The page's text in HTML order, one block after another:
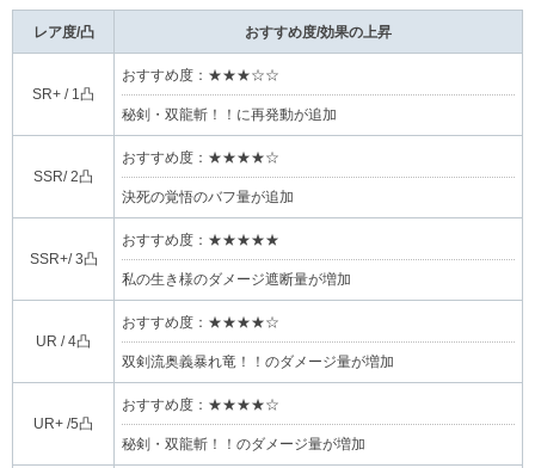
レア度/凸 おすすめ度/効果の上昇
SR+ / 1凸
おすすめ度：★★★☆☆
秘剣・双龍斬！！に再発動が追加
SSR/ 2凸
おすすめ度：★★★★☆
決死の覚悟のバフ量が追加
SSR+/ 3凸
おすすめ度：★★★★★
私の生き様のダメージ遮断量が増加
UR / 4凸
おすすめ度：★★★★☆
双剣流奥義暴れ竜！！のダメージ量が増加
UR+ /5凸
おすすめ度：★★★★☆
秘剣・双龍斬！！のダメージ量が増加